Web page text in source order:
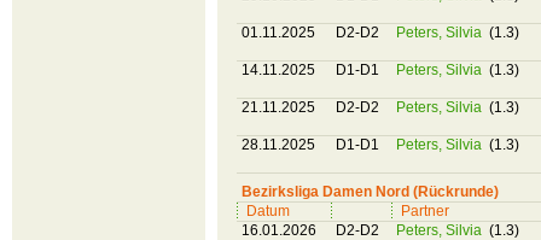
01.11.2025 D2-D2 Peters, Silvia (1.3)
14.11.2025 D1-D1 Peters, Silvia (1.3)
21.11.2025 D2-D2 Peters, Silvia (1.3)
28.11.2025 D1-D1 Peters, Silvia (1.3)
Bezirksliga Damen Nord (Rückrunde)
Datum
Partner
16.01.2026
D2-D2 Peters, Silvia (1.3)